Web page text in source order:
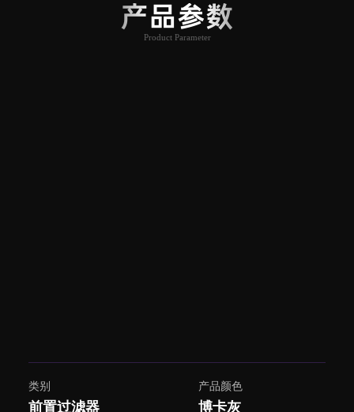
产品参数
Product Parameter
类别
前置过滤器
产品颜色
博卡灰